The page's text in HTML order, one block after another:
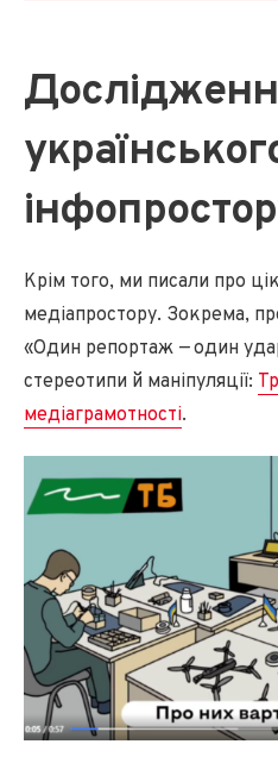
Крім того, ми писали про
медіапростору. Зокрема,
«Один репортаж —один
стереотипи й маніпуляції:
медіаграмотності.